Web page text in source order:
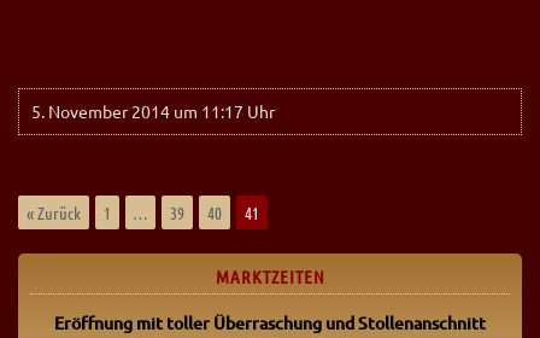
5. November 2014 um 11:17 Uhr
« Zurück 1 … 39 40 41
MARKTZEITEN
Eröffnung mit toller Überraschung und Stollenanschnitt